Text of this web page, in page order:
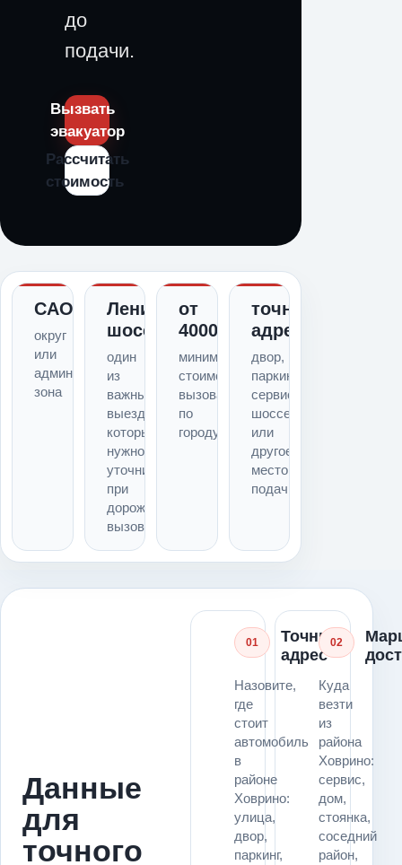
до
подачи.
Вызвать
эвакуатор
Рассчитать
стоимость
САО
округ
или
административная
зона
Ленинградское
шоссе
один
из
важных
выездов,
который
нужно
уточнить
при
дорожном
вызове
от
4000
минимальная
стоимость
вызова
по
городу
точный
адрес
двор,
паркинг,
сервис,
шоссе
или
другое
место
подачи
Данные
для
точного
01
Точный
адрес
Назовите,
где
стоит
автомобиль
в
районе
Ховрино:
улица,
двор,
паркинг,
02
Куда
везти
из
района
Ховрино:
сервис,
дом,
стоянка,
соседний
район,